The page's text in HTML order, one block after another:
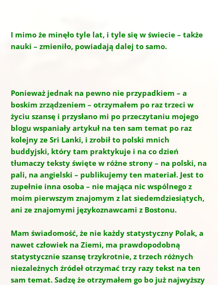
I mimo że minęło tyle lat, i tyle się w świecie – także
nauki – zmieniło, powiadają dalej to samo.
Ponieważ jednak na pewno nie przypadkiem – a
boskim zrządzeniem – otrzymałem po raz trzeci w
życiu szansę i przysłano mi po przeczytaniu mojego
blogu wspaniały artykuł na ten sam temat po raz
kolejny ze Sri Lanki, i zrobił to polski mnich
buddyjski, który tam praktykuje i na co dzień
tłumaczy teksty święte w różne strony – na polski, na
pali, na angielski – publikujemy ten materiał. Jest to
zupełnie inna osoba – nie mająca nic wspólnego z
moim pierwszym znajomym z lat siedemdziesiątych,
ani ze znajomymi językoznawcami z Bostonu.
Mam świadomość, że nie każdy statystyczny Polak, a
nawet człowiek na Ziemi, ma prawdopodobną
statystycznie szansę trzykrotnie, z trzech różnych
niezależnych źródeł otrzymać trzy razy tekst na ten
sam temat. Sadzę że otrzymałem go bo już najwyższy